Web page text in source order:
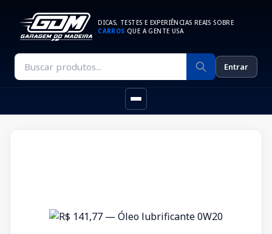
DICAS, TESTES E EXPERIÊNCIAS REAIS SOBRE
CARROS QUE A GENTE USA
Entrar